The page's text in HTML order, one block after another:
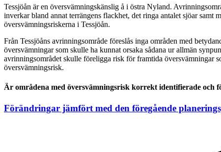
Tessjöån är en översvämningskänslig å i östra Nyland.
inverkar bland annat terrängens flackhet, det ringa antalet sjöar
översvämningsriskerna i Tessjöån.
Från Tessjöåns avrinningsområde föreslås inga områden med
översvämningar som skulle ha kunnat orsaka sådana ur allmän
avrinningsområdet skulle föreligga risk för framtida översvämningar
översvämningsrisk.
Är områdena med översvämningsrisk korrekt identifierade och
Förändringar jämfört med den föregående